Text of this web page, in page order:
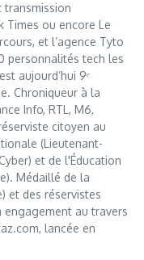
transmission
Times ou encore Le
et l’agence Tyto
personnalités tech les
aujourd’hui 9ᵉ
Chroniqueur à la
Info, RTL, M6,
citoyen au
(Lieutenant-
et de l'Éducation
Médaillé de la
et des réservistes
au travers
lancée en